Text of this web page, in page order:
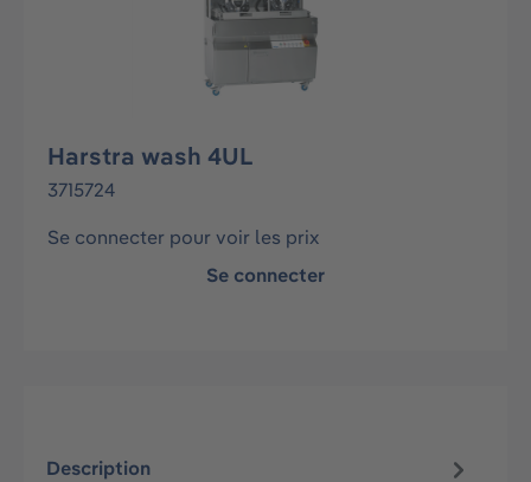
Harstra wash 4UL
3715724
Se connecter pour voir les prix
Se connecter
Description